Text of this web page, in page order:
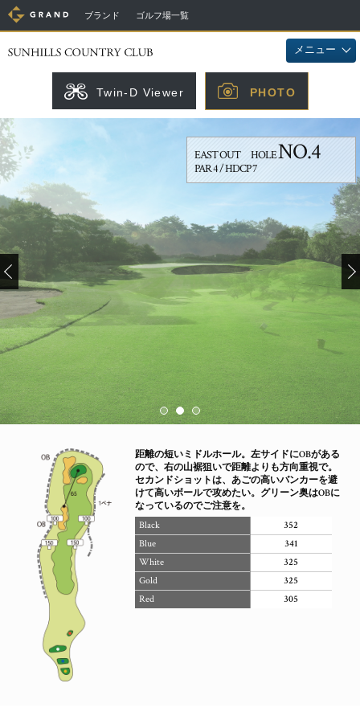
ブランド ゴルフ場一覧
メニュー
Twin-D Viewer PHOTO
EAST OUT HOLENO.4
PAR 4 / HDCP 7
距離の短いミドルホール。左サイドにOBがある
ので、右の山裾狙いで距離よりも方向重視で。
セカンドショットは、あごの高いバンカーを避
けて高いボールで攻めたい。グリーン奥はOBに
なっているのでご注意を。
Black
352
Blue
341
White
325
Gold
325
Red
305